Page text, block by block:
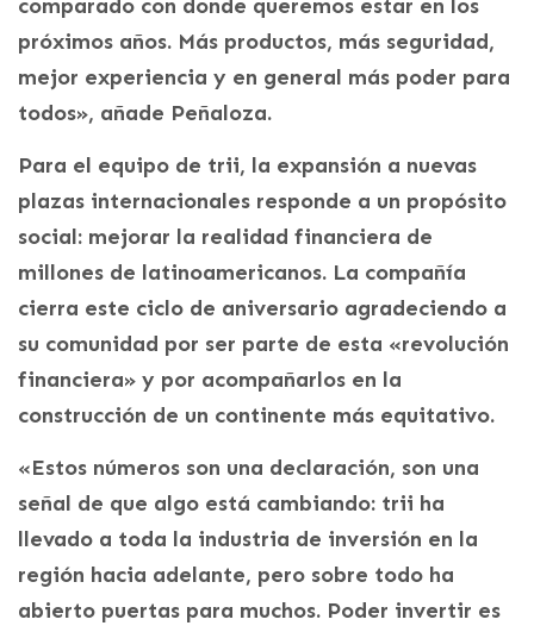
comparado con donde queremos estar en los
próximos años. Más productos, más seguridad,
mejor experiencia y en general más poder para
todos», añade Peñaloza.
Para el equipo de trii, la expansión a nuevas
plazas internacionales responde a un propósito
social: mejorar la realidad financiera de
millones de latinoamericanos. La compañía
cierra este ciclo de aniversario agradeciendo a
su comunidad por ser parte de esta «revolución
financiera» y por acompañarlos en la
construcción de un continente más equitativo.
«Estos números son una declaración, son una
señal de que algo está cambiando: trii ha
llevado a toda la industria de inversión en la
región hacia adelante, pero sobre todo ha
abierto puertas para muchos. Poder invertir es